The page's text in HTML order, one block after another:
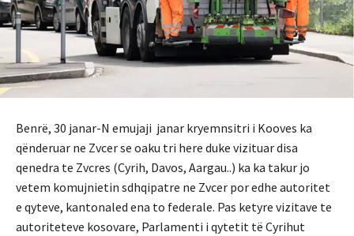
Benrë, 30 janar-N emujaji janar kryemnsitri i Kooves ka
qënderuar ne Zvcer se oaku tri here duke vizituar disa
qenedra te Zvcres (Cyrih, Davos, Aargau..) ka ka takur jo
vetem komujnietin sdhqipatre ne Zvcer por edhe autoritet
e qyteve, kantonaled ena to federale. Pas ketyre vizitave te
autoriteteve kosovare, Parlamenti i qytetit të Cyrihut